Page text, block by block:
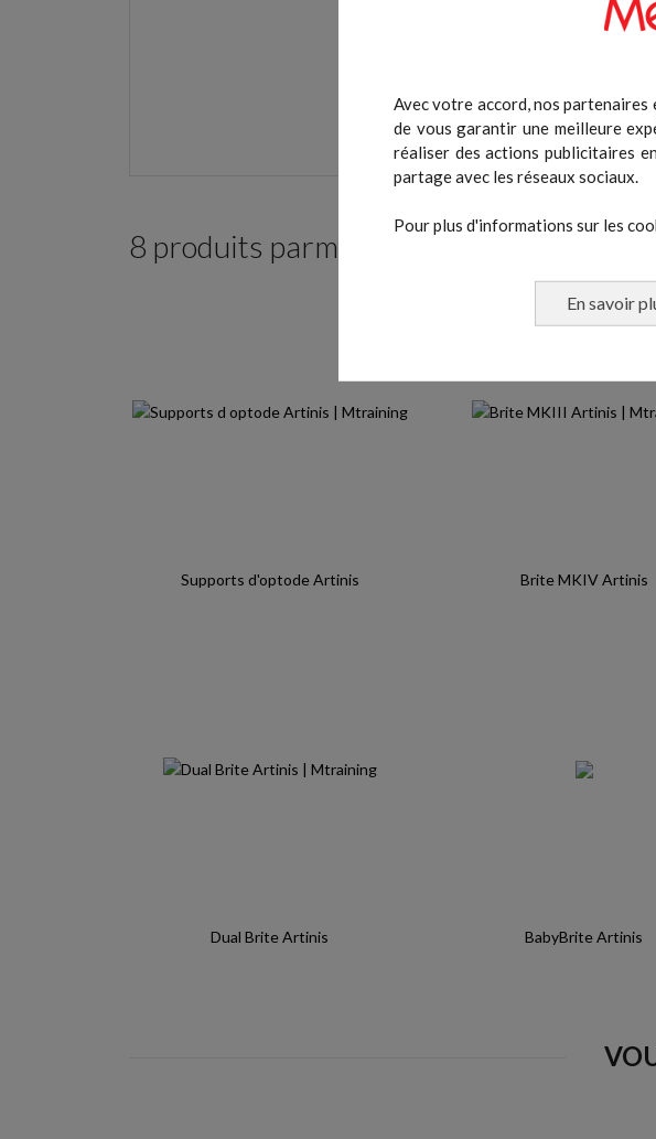
Avec votre accord, nos
de vous garantir une meilleure
réaliser des actions publicitaires
partage avec les réseaux sociaux.
Pour plus d'informations sur les
En savoir
8 produits parmi ceux de la même
Supports d'optode Artinis Brite MKIV Artinis
Dual Brite Artinis BabyBrite Artinis